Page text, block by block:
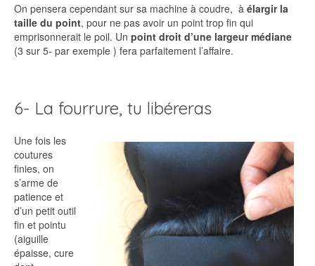
On pensera cependant sur sa machine à coudre, à élargir la
taille du point, pour ne pas avoir un point trop fin qui
emprisonnerait le poil. Un point droit d’une largeur médiane
(3 sur 5- par exemple ) fera parfaitement l’affaire.
6- La fourrure, tu libéreras
Une fois les
coutures
finies, on
s’arme de
patience et
d’un petit outil
fin et pointu
(aiguille
épaisse, cure